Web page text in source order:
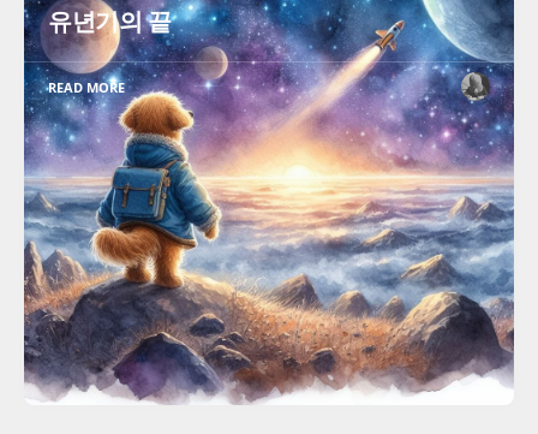
유년기의 끝
READ MORE